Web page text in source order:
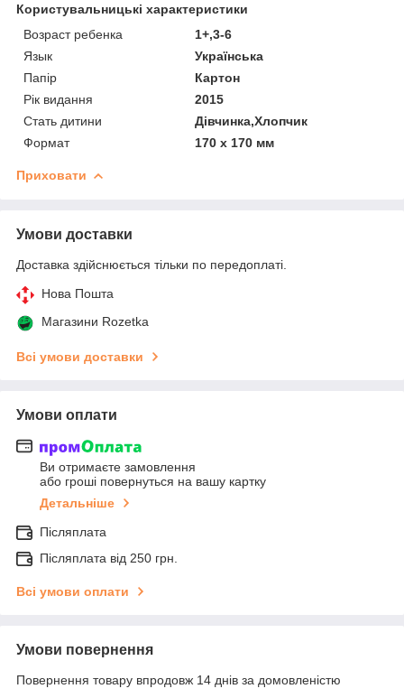
Користувальницькі характеристики
Возраст ребенка
1+,3-6
Язык
Українська
Папір
Картон
Рік видання
2015
Стать дитини
Дівчинка,Хлопчик
Формат
170 х 170 мм
Приховати
Умови доставки
Доставка здійснюється тільки по передоплаті.
Нова Пошта
Магазини Rozetka
Всі умови доставки
Умови оплати
Ви отримаєте замовлення
або гроші повернуться на вашу картку
Детальніше
Післяплата
Післяплата від 250 грн.
Всі умови оплати
Умови повернення
Повернення товару впродовж 14 днів за домовленістю